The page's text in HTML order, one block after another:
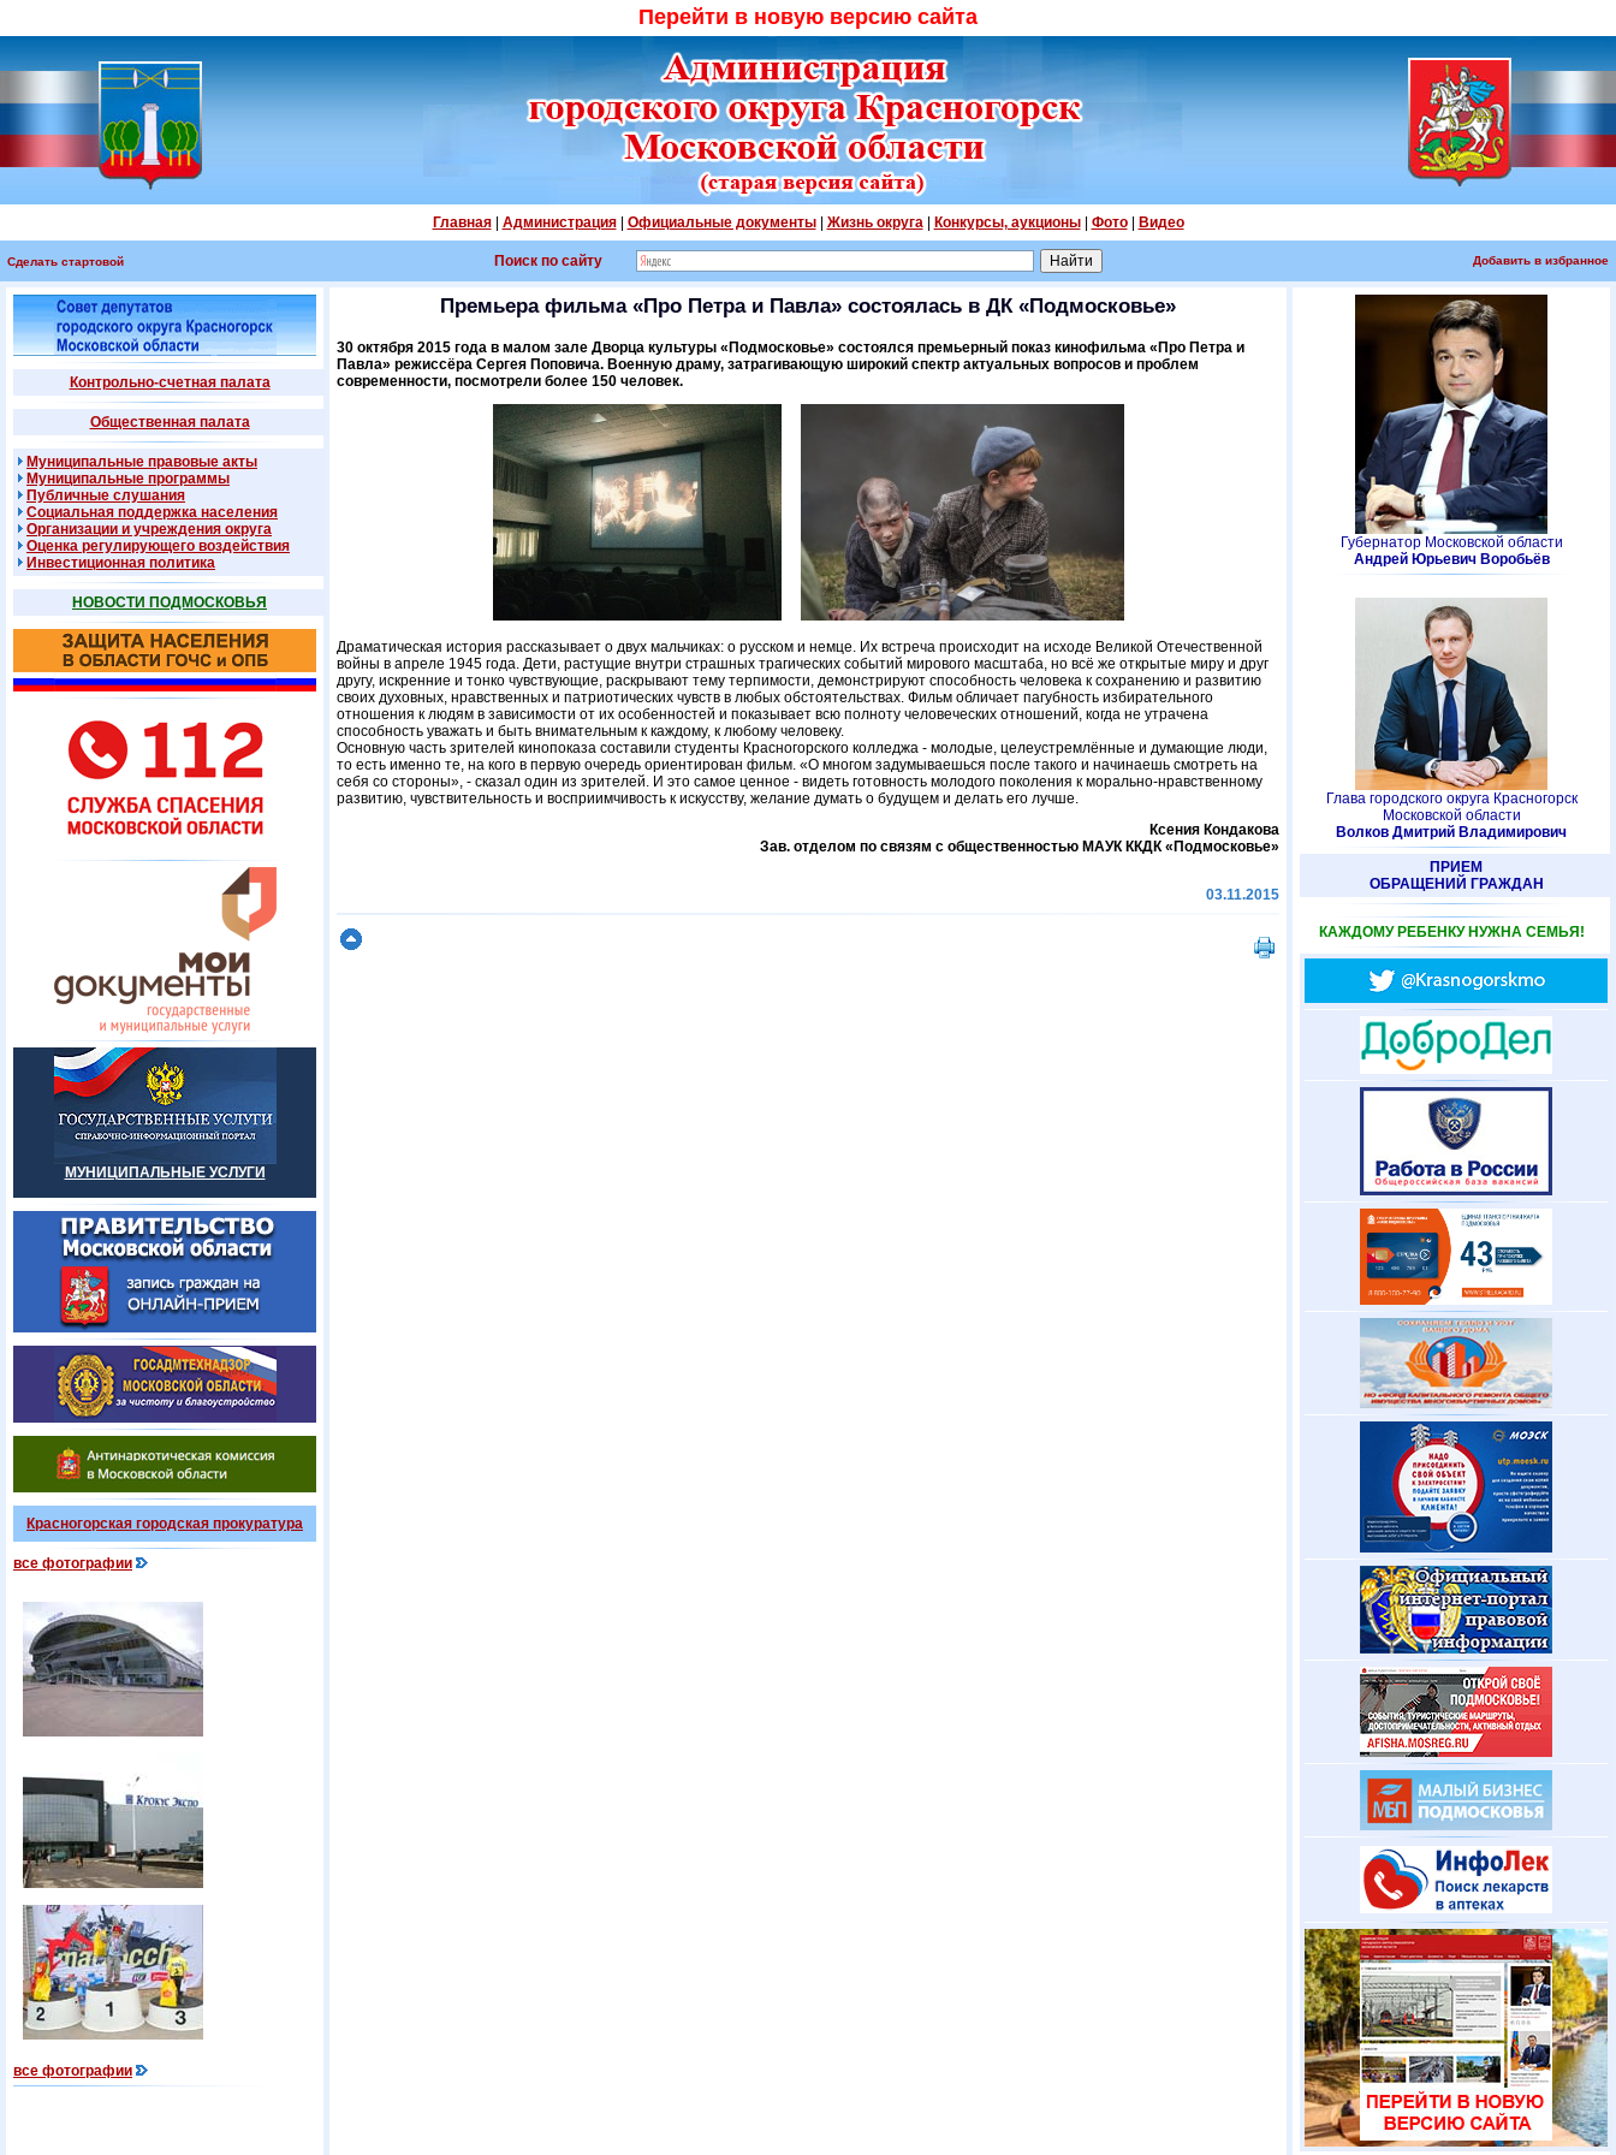
Перейти в новую версию сайта
Главная| Администрация| Официальные документы| Жизнь округа| Конкурсы, аукционы| Фото| Видео
Сделать стартовой Поиск по сайту Добавить в избранное
Контрольно-счетная палата
Общественная палата
Муниципальные правовые акты
Муниципальные программы
Публичные слушания
Социальная поддержка населения
Организации и учреждения округа
Оценка регулирующего воздействия
Инвестиционная политика
НОВОСТИ ПОДМОСКОВЬЯ
МУНИЦИПАЛЬНЫЕ УСЛУГИ
Красногорская городская прокуратура
все фотографии
все фотографии
Премьера фильма «Про Петра и Павла» состоялась в ДК «Подмосковье»
30 октября 2015 года в малом зале Дворца культуры «Подмосковье» состоялся премьерный показ кинофильма «Про Петра и
Павла» режиссёра Сергея Поповича. Военную драму, затрагивающую широкий спектр актуальных вопросов и проблем
современности, посмотрели более 150 человек.
Драматическая история рассказывает о двух мальчиках: о русском и немце. Их встреча происходит на исходе Великой Отечественной
войны в апреле 1945 года. Дети, растущие внутри страшных трагических событий мирового масштаба, но всё же открытые миру и друг
другу, искренние и тонко чувствующие, раскрывают тему терпимости, демонстрируют способность человека к сохранению и развитию
своих духовных, нравственных и патриотических чувств в любых обстоятельствах. Фильм обличает пагубность избирательного
отношения к людям в зависимости от их особенностей и показывает всю полноту человеческих отношений, когда не утрачена
способность уважать и быть внимательным к каждому, к любому человеку.
Основную часть зрителей кинопоказа составили студенты Красногорского колледжа - молодые, целеустремлённые и думающие люди,
то есть именно те, на кого в первую очередь ориентирован фильм. «О многом задумываешься после такого и начинаешь смотреть на
себя со стороны», - сказал один из зрителей. И это самое ценное - видеть готовность молодого поколения к морально-нравственному
развитию, чувствительность и восприимчивость к искусству, желание думать о будущем и делать его лучше.
Ксения Кондакова
Зав. отделом по связям с общественностью МАУК ККДК «Подмосковье»
03.11.2015
Губернатор Московской области
Андрей Юрьевич Воробьёв
Глава городского округа Красногорск
Московской области
Волков Дмитрий Владимирович
ПРИЕМ
ОБРАЩЕНИЙ ГРАЖДАН
КАЖДОМУ РЕБЕНКУ НУЖНА СЕМЬЯ!